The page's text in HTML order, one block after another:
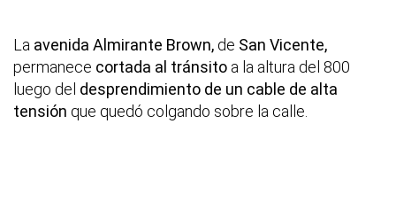
La avenida Almirante Brown, de San Vicente,
permanece cortada al tránsito a la altura del 800
luego del desprendimiento de un cable de alta
tensión que quedó colgando sobre la calle.